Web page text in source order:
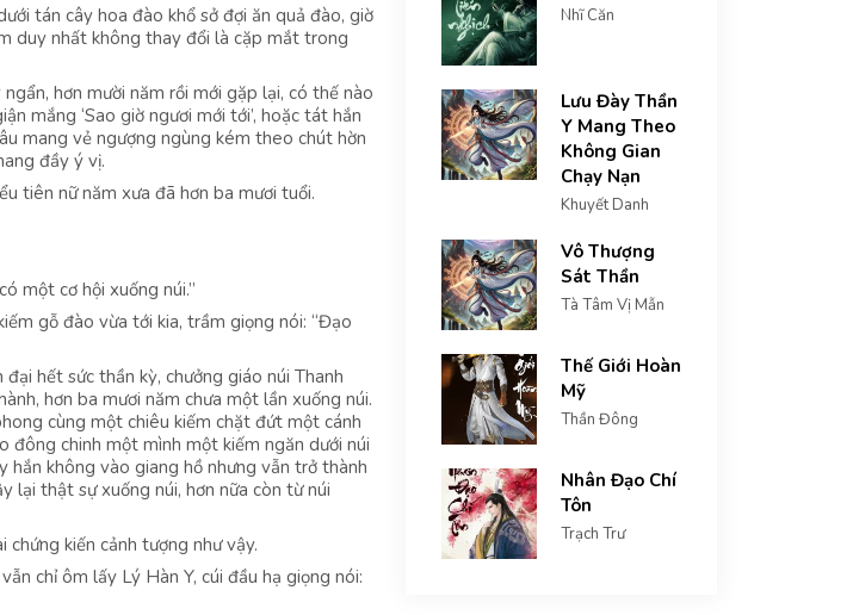
tán cây hoa đào khổ sở đợi ăn quả đào, giờ
duy nhất không thay đổi là cặp mắt trong
hơn mười năm rồi mới gặp lại, có thế nào
mắng ‘Sao giờ ngươi mới tới’, hoặc tát hắn
mang vẻ ngượng ngùng kém theo chút hờn
đầy ý vị.
tiên nữ năm xưa đã hơn ba mươi tuổi.
một cơ hội xuống núi.”
gỗ đào vừa tới kia, trầm giọng nói: “Đạo
hết sức thần kỳ, chưởng giáo núi Thanh
hơn ba mươi năm chưa một lần xuống núi.
cùng một chiêu kiếm chặt đứt một cánh
đông chinh một mình một kiếm ngăn dưới núi
hắn không vào giang hồ nhưng vẫn trở thành
lại thật sự xuống núi, hơn nữa còn từ núi
kiến cảnh tượng như vậy.
chỉ ôm lấy Lý Hàn Y, cúi đầu hạ giọng nói:
Nhĩ Căn
Lưu Đày Thần
Y Mang Theo
Không Gian
Chạy Nạn
Khuyết Danh
Vô Thượng
Sát Thần
Tà Tâm Vị Mẫn
Thế Giới Hoàn
Mỹ
Thần Đông
Nhân Đạo Chí
Tôn
Trạch Trư